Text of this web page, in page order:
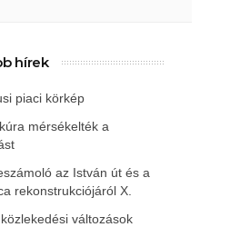
hírek
piaci körkép
mérsékelték a
az István út és a
rekonstrukciójáról X.
változások